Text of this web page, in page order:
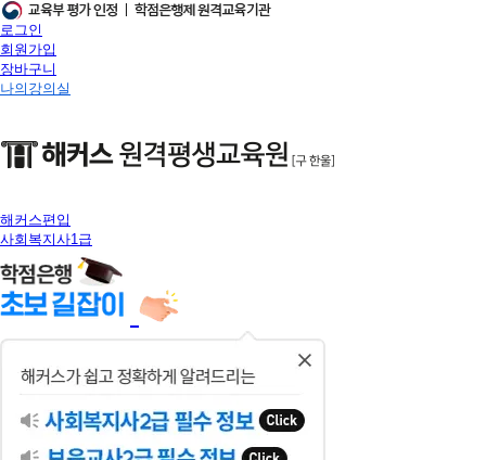
로그인
회원가입
장바구니
나의강의실
해커스편입
사회복지사1급